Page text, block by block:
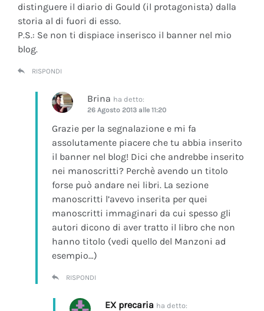
distinguere il diario di Gould (il protagonista) dalla
storia al di fuori di esso.
P.S.: Se non ti dispiace inserisco il banner nel mio
blog.
RISPONDI
Brina ha detto:
26 Agosto 2013 alle 11:20
Grazie per la segnalazione e mi fa
assolutamente piacere che tu abbia inserito
il banner nel blog! Dici che andrebbe inserito
nei manoscritti? Perchè avendo un titolo
forse può andare nei libri. La sezione
manoscritti l’avevo inserita per quei
manoscritti immaginari da cui spesso gli
autori dicono di aver tratto il libro che non
hanno titolo (vedi quello del Manzoni ad
esempio…)
RISPONDI
EX precaria ha detto: